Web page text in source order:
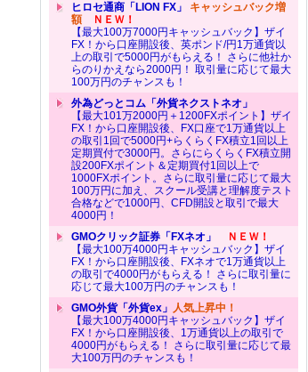
ヒロセ通商「LION FX」 キャッシュバック増
額ＮＥＷ！
【最大100万7000円キャッシュバック】ザイ
FX！から口座開設後、英ポンド/円1万通貨以
上の取引で5000円がもらえる！ さらに他社か
らのりかえなら2000円！ 取引量に応じて最大
100万円のチャンスも！
外為どっとコム「外貨ネクストネオ」
【最大101万2000円＋1200FXポイント】ザイ
FX！から口座開設後、FX口座で1万通貨以上
の取引1回で5000円+らくらくFX積立1回以上
定期買付で3000円。さらにらくらくFX積立開
設200FXポイント＆定期買付1回以上で
1000FXポイント。さらに取引量に応じて最大
100万円に加え、スクール受講と理解度テスト
合格などで1000円、CFD開設と取引で最大
4000円！
GMOクリック証券「FXネオ」
ＮＥＷ！
【最大100万4000円キャッシュバック】ザイ
FX！から口座開設後、FXネオで1万通貨以上
の取引で4000円がもらえる！ さらに取引量に
応じて最大100万円のチャンスも！
GMO外貨「外貨ex」 人気上昇中！
【最大100万4000円キャッシュバック】ザイ
FX！から口座開設後、1万通貨以上の取引で
4000円がもらえる！ さらに取引量に応じて最
大100万円のチャンスも！